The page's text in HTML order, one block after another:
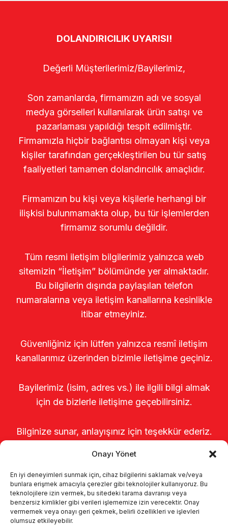
Onayı Yönet
En iyi deneyimleri sunmak için, cihaz bilgilerini saklamak ve/veya
bunlara erişmek amacıyla çerezler gibi teknolojiler kullanıyoruz. Bu
teknolojilere izin vermek, bu sitedeki tarama davranışı veya
benzersiz kimlikler gibi verileri işlememize izin verecektir. Onay
vermemek veya onayı geri çekmek, belirli özellikleri ve işlevleri
olumsuz etkileyebilir.
DOLANDIRICILIK UYARISI!
Değerli Müşterilerimiz/Bayilerimiz,
Son zamanlarda, firmamızın adı ve sosyal
medya görselleri kullanılarak ürün satışı ve
pazarlaması yapıldığı tespit edilmiştir.
Firmamızla hiçbir bağlantısı olmayan kişi veya
kişiler tarafından gerçekleştirilen bu tür satış
faaliyetleri tamamen dolandırıcılık amaçlıdır.
Firmamızın bu kişi veya kişilerle herhangi bir
ilişkisi bulunmamakta olup, bu tür işlemlerden
firmamız sorumlu değildir.
Tüm resmi iletişim bilgilerimiz yalnızca web
sitemizin “İletişim” bölümünde yer almaktadır.
Bu bilgilerin dışında paylaşılan telefon
numaralarına veya iletişim kanallarına kesinlikle
itibar etmeyiniz.
Güvenliğiniz için lütfen yalnızca resmî iletişim
kanallarımız üzerinden bizimle iletişime geçiniz.
Bayilerimiz (isim, adres vs.) ile ilgili bilgi almak
için de bizlerle iletişime geçebilirsiniz.
Bilginize sunar, anlayışınız için teşekkür ederiz.